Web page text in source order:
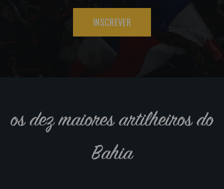
INSCREVER
os dez maiores artilheiros do
Bahia